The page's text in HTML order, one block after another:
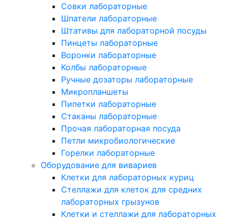
Совки лабораторные
Шпатели лабораторные
Штативы для лабораторной посуды
Пинцеты лабораторные
Воронки лабораторные
Колбы лабораторные
Ручные дозаторы лабораторные
Микропланшеты
Пипетки лабораторные
Стаканы лабораторные
Прочая лабораторная посуда
Петли микробиологические
Горелки лабораторные
Оборудование для вивариев
Клетки для лабораторных куриц
Стеллажи для клеток для средних
лабораторных грызунов
Клетки и стеллажи для лабораторных